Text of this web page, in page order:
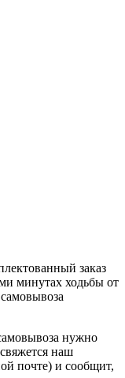
заказ
минутах ходьбы от
нужно
наш
почте) и сообщит,